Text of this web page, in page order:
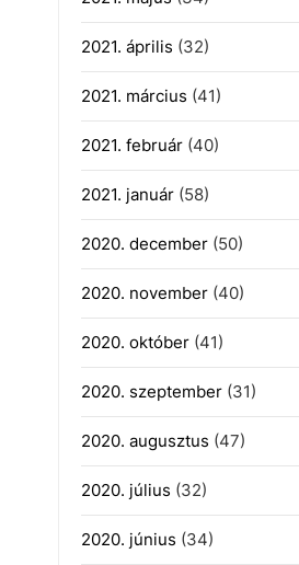
2021. április (32)
2021. március (41)
2021. február(40)
2021. január(58)
2020. december(50)
2020. november(40)
2020. október(41)
2020. szeptember(31)
2020. augusztus (47)
2020. július (32)
2020. június (34)